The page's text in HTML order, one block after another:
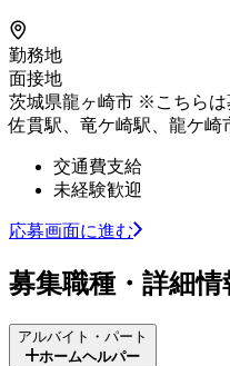
勤務地
面接地
茨城県龍ヶ崎市 ※こちらは
佐貫駅、竜ケ崎駅、龍ケ崎
交通費支給
未経験歓迎
応募画面に進む
募集職種・詳細情
アルバイト・パート
ホームヘルパー